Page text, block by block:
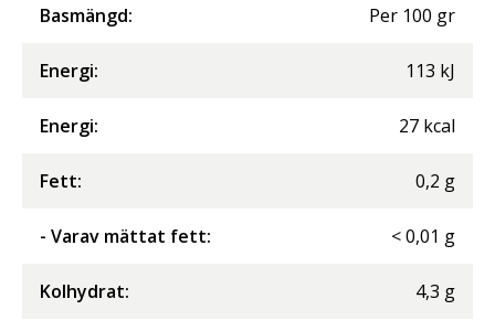
Basmängd: Per 100 gr
Energi: 113 kJ
Energi: 27 kcal
Fett: 0,2 g
- Varav mättat fett: <0,01 g
Kolhydrat: 4,3 g